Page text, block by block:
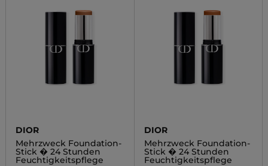
DIOR
Mehrzweck Foundation-
Stick � 24 Stunden
Feuchtigkeitspflege
DIOR
Mehrzweck Foundation-
Stick � 24 Stunden
Feuchtigkeitspflege